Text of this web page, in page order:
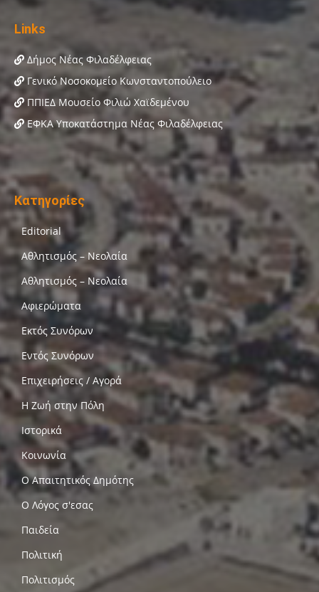
Links
Δήμος Νέας Φιλαδέλφειας
Γενικό Νοσοκομείο Κωνσταντοπούλειο
ΠΠΙΕΔ Μουσείο Φιλιώ Χαϊδεμένου
ΕΦΚΑ Υποκατάστημα Νέας Φιλαδέλφειας
Κατηγορίες
Editorial
Αθλητισμός – Νεολαία
Αθλητισμός – Νεολαία
Αφιερώματα
Εκτός Συνόρων
Εντός Συνόρων
Επιχειρήσεις / Αγορά
Η Ζωή στην Πόλη
Ιστορικά
Κοινωνία
Ο Απαιτητικός Δημότης
Ο Λόγος σ'εσας
Παιδεία
Πολιτική
Πολιτισμός